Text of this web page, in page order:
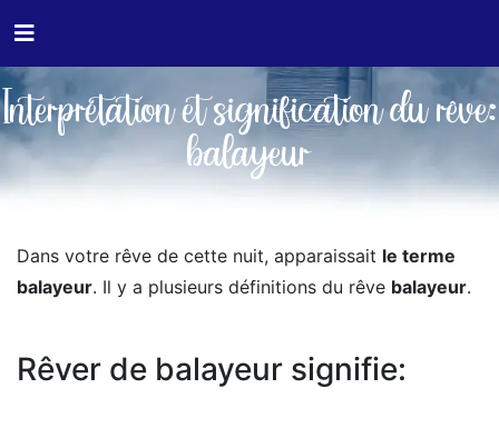
Interprétation et signification du rêve:
balayeur
Dans votre rêve de cette nuit, apparaissait le terme
balayeur. Il y a plusieurs définitions du rêve balayeur.
Rêver de balayeur signifie: